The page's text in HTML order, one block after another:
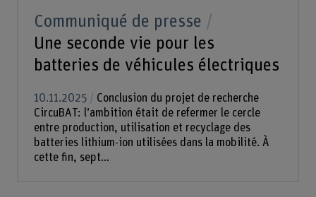
Communiqué de presse
Une seconde vie pour les
batteries de véhicules électriques
10.11.2025
Conclusion du projet de recherche
CircuBAT: l’ambition était de refermer le cercle
entre production, utilisation et recyclage des
batteries lithium-ion utilisées dans la mobilité. À
cette fin, sept...